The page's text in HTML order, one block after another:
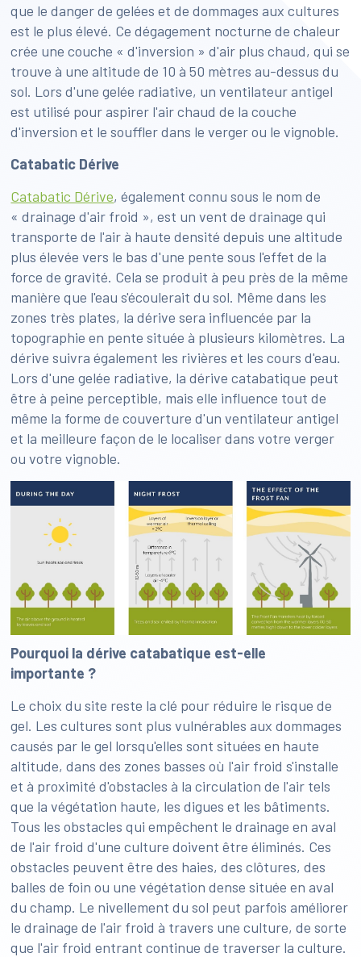
que le danger de gelées et de dommages aux cultures
est le plus élevé. Ce dégagement nocturne de chaleur
crée une couche « d'inversion » d'air plus chaud, qui se
trouve à une altitude de 10 à 50 mètres au-dessus du
sol. Lors d'une gelée radiative, un ventilateur antigel
est utilisé pour aspirer l'air chaud de la couche
d'inversion et le souffler dans le verger ou le vignoble.
Catabatic Dérive
Catabatic Dérive, également connu sous le nom de
« drainage d'air froid », est un vent de drainage qui
transporte de l'air à haute densité depuis une altitude
plus élevée vers le bas d'une pente sous l'effet de la
force de gravité. Cela se produit à peu près de la même
manière que l'eau s'écoulerait du sol. Même dans les
zones très plates, la dérive sera influencée par la
topographie en pente située à plusieurs kilomètres. La
dérive suivra également les rivières et les cours d'eau.
Lors d'une gelée radiative, la dérive catabatique peut
être à peine perceptible, mais elle influence tout de
même la forme de couverture d'un ventilateur antigel
et la meilleure façon de le localiser dans votre verger
ou votre vignoble.
Pourquoi la dérive catabatique est-elle
importante ?
Le choix du site reste la clé pour réduire le risque de
gel. Les cultures sont plus vulnérables aux dommages
causés par le gel lorsqu'elles sont situées en haute
altitude, dans des zones basses où l'air froid s'installe
et à proximité d'obstacles à la circulation de l'air tels
que la végétation haute, les digues et les bâtiments.
Tous les obstacles qui empêchent le drainage en aval
de l'air froid d'une culture doivent être éliminés. Ces
obstacles peuvent être des haies, des clôtures, des
balles de foin ou une végétation dense située en aval
du champ. Le nivellement du sol peut parfois améliorer
le drainage de l'air froid à travers une culture, de sorte
que l'air froid entrant continue de traverser la culture.